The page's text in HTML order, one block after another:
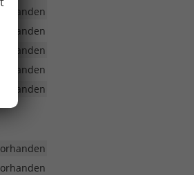
vorhanden
vorhanden
vorhanden
vorhanden
vorhanden